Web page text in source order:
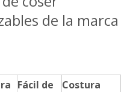
de la marca
Fácil de
Costura